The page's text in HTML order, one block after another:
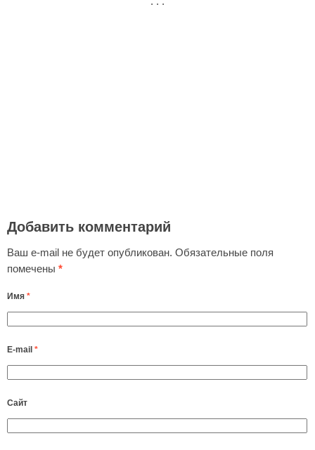
Добавить комментарий
Ваш e-mail не будет опубликован. Обязательные поля
помечены *
Имя *
E-mail *
Сайт